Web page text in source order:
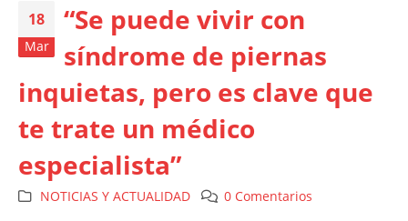
18
Mar
“Se puede vivir con
síndrome de piernas
inquietas, pero es clave que
te trate un médico
especialista”
NOTICIAS Y ACTUALIDAD 0 Comentarios